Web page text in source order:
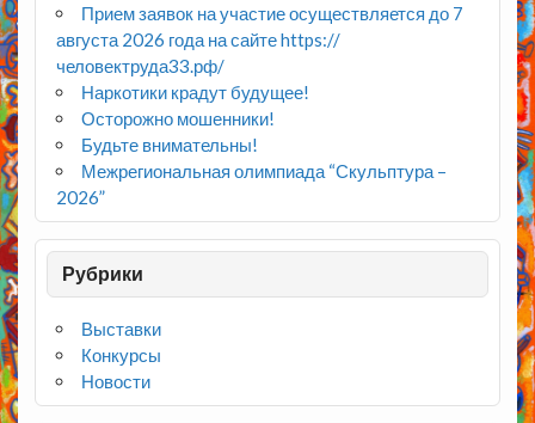
Прием заявок на участие осуществляется до 7
августа 2026 года на сайте https://
человектруда33.рф/
Наркотики крадут будущее!
Осторожно мошенники!
Будьте внимательны!
Межрегиональная олимпиада “Скульптура –
2026”
Рубрики
Выставки
Конкурсы
Новости